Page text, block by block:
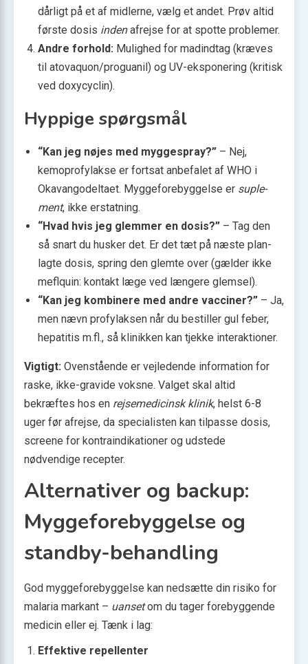
dårligt på et af midlerne, vælg et andet. Prøv altid
første dosis indenafrejse for at spotte problemer.
Andre forhold: Mulighed for madindtag (kræves
til atovaquon/proguanil) og UV-eksponering (kritisk
ved doxycyclin).
Hyppige spørgsmål
“Kan jeg nøjes med myggespray?” – Nej,
kemoprofylakse er fortsat anbefalet af WHO i
Okavangodeltaet. Myggeforebyggelse er suple­
ment, ikke erstatning.
“Hvad hvis jeg glemmer en dosis?” – Tag den
så snart du husker det. Er det tæt på næste plan­
lagte dosis, spring den glemte over (gælder ikke
meflquin: kontakt læge ved længere glemsel).
“Kan jeg kombinere med andre vacciner?” – Ja,
men nævn profylaksen når du bestiller gul feber,
hepatitis m.fl., så klinikken kan tjekke interaktioner.
Vigtigt: Ovenstående er vejledende information for
raske, ikke-gravide voksne. Valget skal altid
bekræftes hos en rejsemedicinsk klinik, helst 6-8
uger før afrejse, da specialisten kan tilpasse dosis,
screene for kontraindikationer og udstede
nødvendige recepter.
Alternativer og backup:
Myggeforebyggelse og
standby-behandling
God myggeforebyggelse kan nedsætte din risiko for
malaria markant – uansetom du tager forebyggende
medicin eller ej. Tænk i lag:
Effektive repellenter